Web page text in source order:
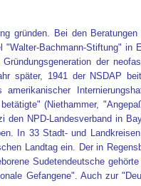
gründen. Bei den
Bachmann-Stiftung" in
der
später, 1941 der NSDAP
(Niethammer,
NPD-Landesverband in
In 33 Stadt- und
Landtag ein. Der in
Sudetendeutsche
Gefangene". Auch zur